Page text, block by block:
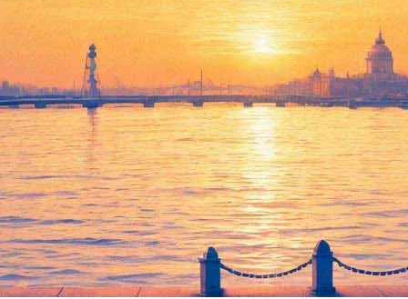
Официальный сайт Года кино в Россиисообщило планах
экранизаций произведений популярных российских
писателей. Так, Егор Кончаловский обнародовал планы по
перенесению на киноэкран романа Алексея Иванова
"Псоглавцы". «Наша задача – снять не простой ужастик, где
милый парень превращается в звероподобное существо, а
мистический мелодраматический триллер, в котором молодые
герои борются с миром своих фобий, страхов и комплексов, а
победить их сможет только их зародившаяся любовь», –
рассказал режиссер на очной защите кинопроектов в Фонде
кино. Напомним, ранее по роману Иванова "Географ глобус
пропил" был снят одноименный фильм.